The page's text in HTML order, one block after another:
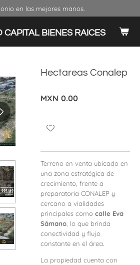
CAPITAL BIENES RAICES
en las mejores manos.
Hectareas Conalep
MXN 0.00
Terreno en venta ubicado en
una zona estratégica de
crecimiento, frente a
preparatoria CONALEP y
cercano a vialidades
principales como calle Eva
Sámano , lo que brinda
conectividad y flujo
constante en el área.
La propiedad cuenta con